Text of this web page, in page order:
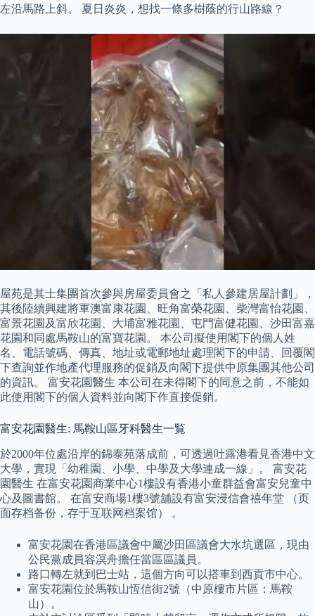
左沿馬路上斜。 夏日炎炎，想找一條多樹蔭的行山路線？
屋苑是其士集團首次參與房屋委員會之「私人參建居屋計劃」，
其後陸續興建將軍澳富康花園、旺角富榮花園、柴灣富怡花園、
富景花園及富欣花園、大埔富雅花園、屯門富健花園、沙田富嘉
花園和同處馬鞍山的富寶花園。 本公司擬使用閣下的個人姓
名、電話號碼、傳真、地址或電郵地址處理閣下的申請、回覆閣
下查詢並作地產代理服務的促銷及向閣下提供中原集團其他公司
的資訊。 富安花園醫生 本公司在未得閣下的同意之前，不能如
此使用閣下的個人資料並向閣下作直接促銷。
富安花園醫生: 馬鞍山區牙科醫生一覧
於2000年位處沿岸的錦泰苑落成前，可透過吐露港看見香港中文
大學，實現「幼稚園、小學、中學及大學連成一線」。 富安花
園醫生 在富安花園商業中心1樓設有香港小童群益會富安兒童中
心及圖書館。 在富安商場1樓3號舖設有富安浸信會禧年堂 （页
面存档备份，存于互联网档案馆） 。
富安花園在香港區議會中屬沙田區議會大水坑選區，現由
公民黨成員容溟舟擔任當區區議員。
路口轉左就到巴士站，這個方向可以搭車到西貢市中心。
富安花園位於馬鞍山恆信街2號（中原樓市片區：馬鞍
山）。